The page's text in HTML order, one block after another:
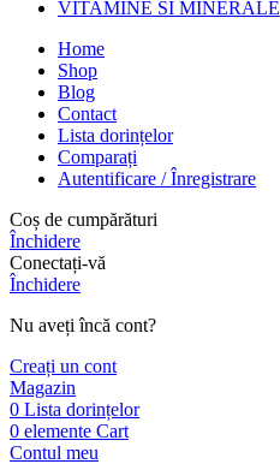
VITAMINE SI MINERALE
Home
Shop
Blog
Contact
Lista dorințelor
Comparați
Autentificare / Înregistrare
Coș de cumpărături
Închidere
Conectați-vă
Închidere
Nu aveți încă cont?
Creați un cont
Magazin
0 Lista dorințelor
0 elemente Cart
Contul meu